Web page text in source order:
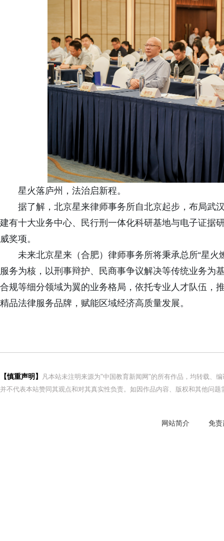
星火落庐州，法治启新程。
据了解，北京星来律师事务所自北京起步，布局武
建有十大业务中心、民行刑一体化科研基地与电子证据
威奖项。
未来北京星来（合肥）律师事务所将秉承总所“星
服务为核，以刑事辩护、民商事争议解决等传统业务为
合规等细分领域为翼的业务格局，依托专业人才队伍，
精品法律服务品牌，赋能区域经济高质量发展。
【慎重声明】
凡本站未注明来源为"中国教育新闻网"的所有作品，均转载、
并不代表本站赞同其观点和对其真实性负责。如因作品内容、版权和其他问
网站简介 免责